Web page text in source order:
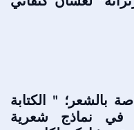
بالشعر؛ " الكتابة
في نماذج شعرية